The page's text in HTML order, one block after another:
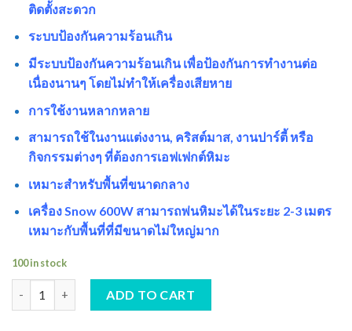
ติดตั้งสะดวก
ระบบป้องกันความร้อนเกิน
มีระบบป้องกันความร้อนเกิน เพื่อป้องกันการทำงานต่อ
เนื่องนานๆ โดยไม่ทำให้เครื่องเสียหาย
การใช้งานหลากหลาย
สามารถใช้ในงานแต่งงาน, คริสต์มาส, งานปาร์ตี้ หรือ
กิจกรรมต่างๆ ที่ต้องการเอฟเฟกต์หิมะ
เหมาะสำหรับพื้นที่ขนาดกลาง
เครื่อง Snow 600W สามารถพ่นหิมะได้ในระยะ 2-3 เมตร
เหมาะกับพื้นที่ที่มีขนาดไม่ใหญ่มาก
100 in stock
ADD TO CART